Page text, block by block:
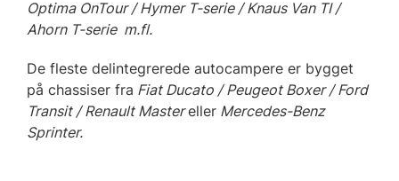
Optima OnTour / Hymer T-serie / Knaus Van TI /
Ahorn T-serie m.fl.
De fleste delintegrerede autocampere er bygget
på chassiser fra Fiat Ducato / Peugeot Boxer / Ford
Transit / Renault Mastereller Mercedes-Benz
Sprinter.